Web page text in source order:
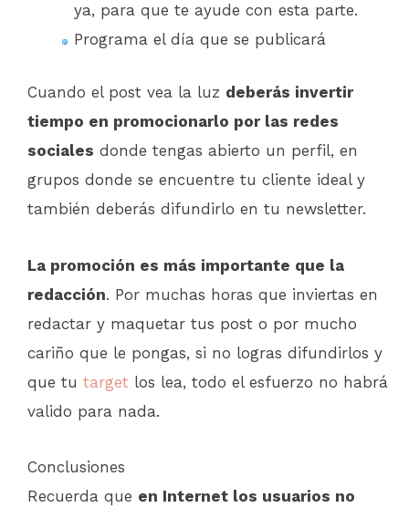
ya, para que te ayude con esta parte.
Programa el día que se publicará
Cuando el post vea la luz deberás invertir
tiempo en promocionarlo por las redes
sociales donde tengas abierto un perfil, en
grupos donde se encuentre tu cliente ideal y
también deberás difundirlo en tu newsletter.
La promoción es más importante que la
redacción. Por muchas horas que inviertas en
redactar y maquetar tus post o por mucho
cariño que le pongas, si no logras difundirlos y
que tu target los lea, todo el esfuerzo no habrá
valido para nada.
Conclusiones
Recuerda que en Internet los usuarios no